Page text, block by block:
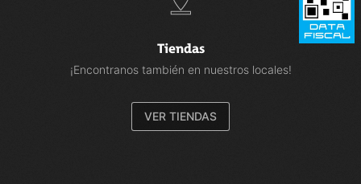
Tiendas
¡Encontranos también en nuestros locales!
VER TIENDAS